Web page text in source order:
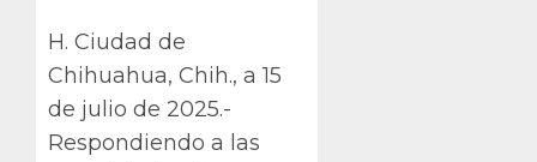
H. Ciudad de
Chihuahua, Chih., a 15
de julio de 2025.-
Respondiendo a las